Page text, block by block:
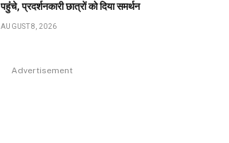
पहुंंचे, प्रदर्शनकारी छात्रों को दिया समर्थन
AUGUST 8, 2026
Advertisement